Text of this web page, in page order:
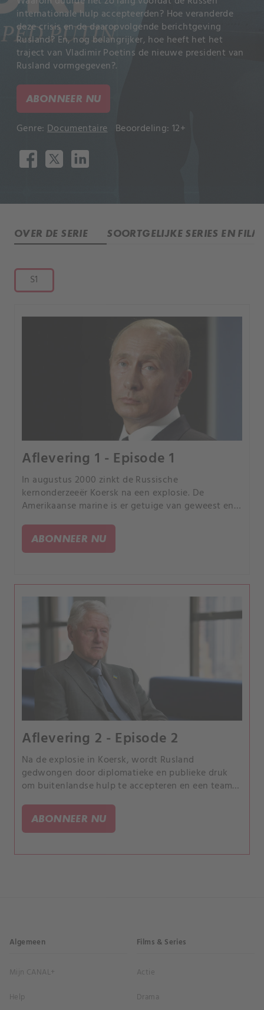
internationale hulp accepteerden? Hoe veranderde
deze crisis en de daaropvolgende berichtgeving
Rusland? En, nog belangrijker, hoe heeft het het
traject van Vladimir Poetins de nieuwe president van
Rusland vormgegeven?.
ABONNEER NU
Genre: Documentaire Beoordeling: 12+
OVER DE SERIE SOORTGELIJKE SERIES EN
S1
Aflevering 1 - Episode 1
In augustus 2000 zinkt de Russische
kernonderzeeër Koersk na een explosie. De
Amerikaanse marine is er getuige van geweest en
president.
ABONNEER NU
Aflevering 2 - Episode 2
Na de explosie in Koersk, wordt Rusland
gedwongen door diplomatieke en publieke druk
om buitenlandse hulp te accepteren en een team
op tijd worden gered en wat is de waarheid achter
deze tragedie?.
ABONNEER NU
Algemeen
Mijn CANAL+
Help
Films & Series
Actie
Drama